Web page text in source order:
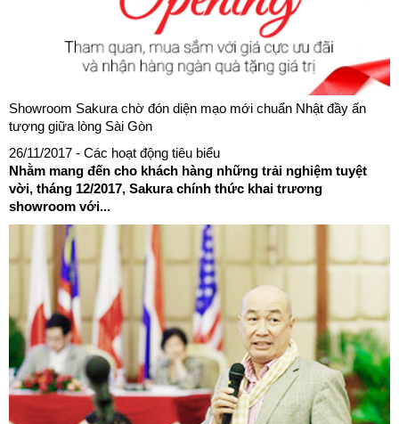
Showroom Sakura chờ đón diện mạo mới chuẩn Nhật đầy ấn
tượng giữa lòng Sài Gòn
26/11/2017 - Các hoạt động tiêu biểu
Nhằm mang đến cho khách hàng những trải nghiệm tuyệt
vời, tháng 12/2017, Sakura chính thức khai trương
showroom với...